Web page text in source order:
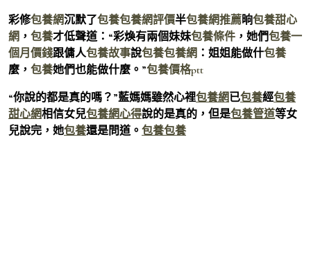
彩修包養網沉默了包養包養網評價半包養網推薦晌包養甜心
網 ， 包養才低聲道：“彩煥有兩個妹妹包養條件 ，她們包養一
個月價錢跟傭人包養故事說包養包養網 ：姐姐能做什包養
麼， 包養她們也能做什麼。”包養價格ptt
“你說的都是真的嗎？”藍媽媽雖然心裡包養網已包養經包養
甜心網相信女兒包養網心得說的是真的，但是包養管道等女
兒說完，她包養還是問道。 包養包養